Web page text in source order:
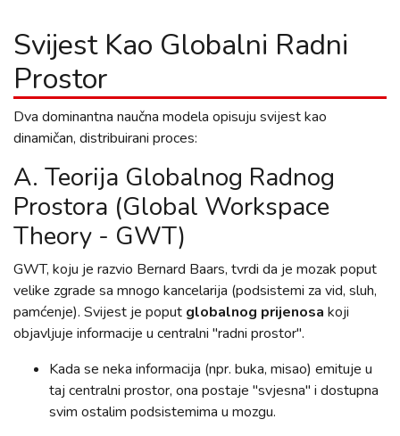
Svijest Kao Globalni Radni
Prostor
Dva dominantna naučna modela opisuju svijest kao
dinamičan, distribuirani proces:
A. Teorija Globalnog Radnog
Prostora (Global Workspace
Theory - GWT)
GWT, koju je razvio Bernard Baars, tvrdi da je mozak poput
velike zgrade sa mnogo kancelarija (podsistemi za vid, sluh,
pamćenje). Svijest je poput globalnog prijenosa koji
objavljuje informacije u centralni "radni prostor".
Kada se neka informacija (npr. buka, misao) emituje u
taj centralni prostor, ona postaje "svjesna" i dostupna
svim ostalim podsistemima u mozgu.